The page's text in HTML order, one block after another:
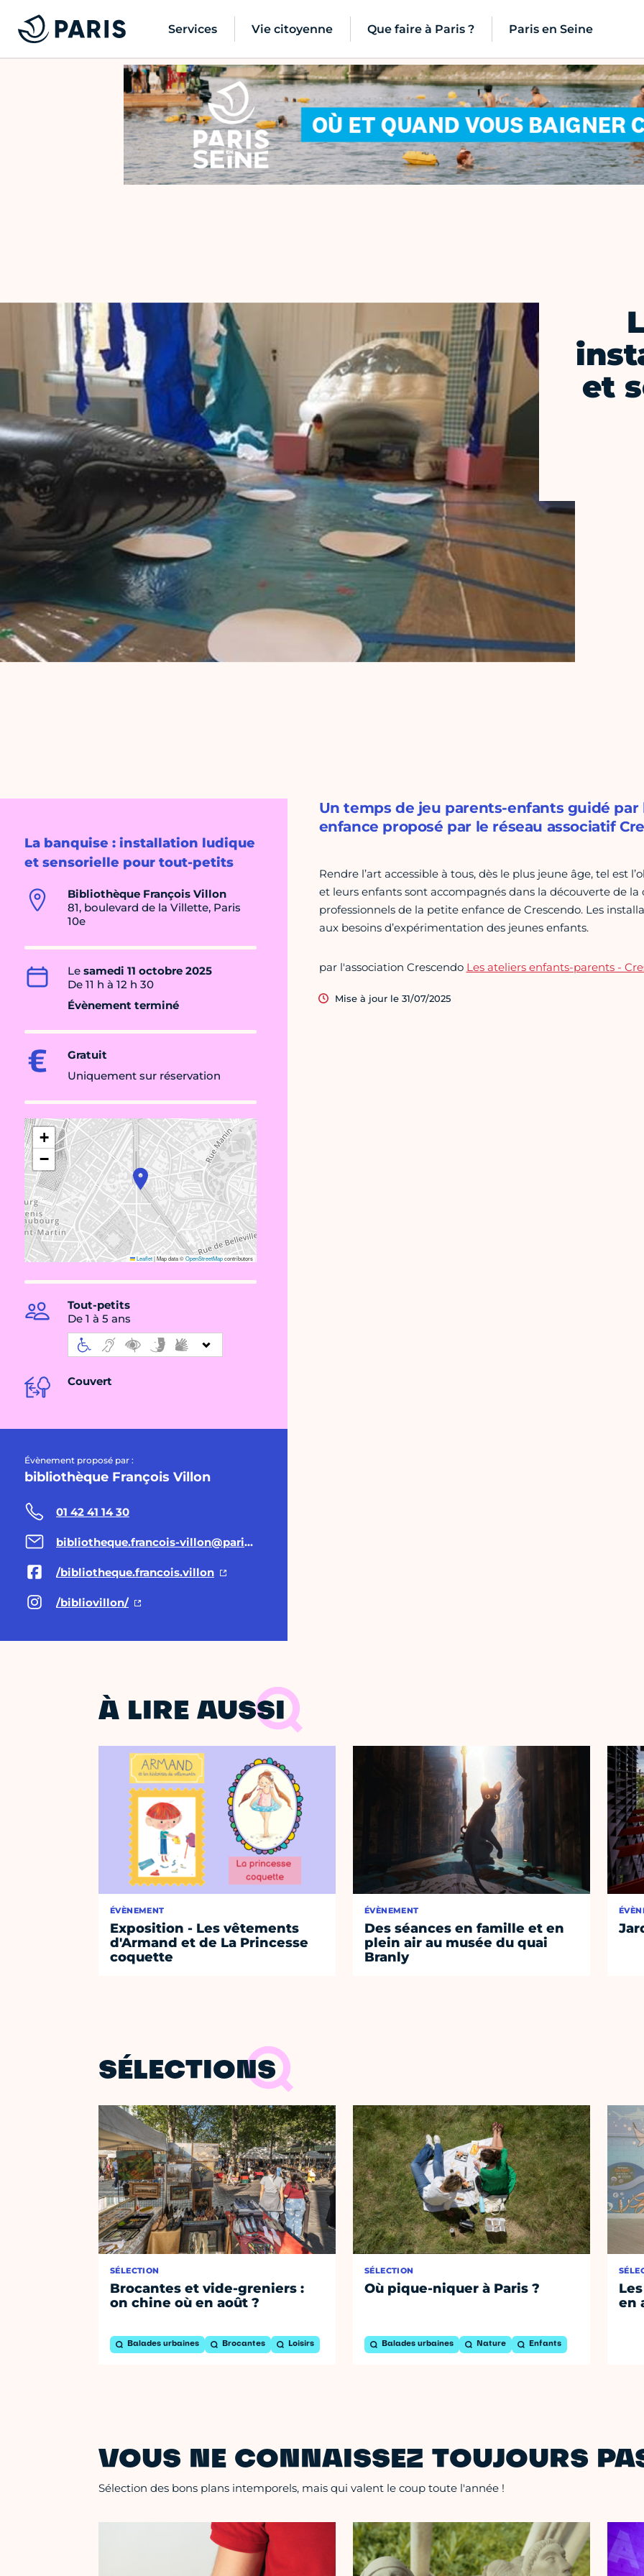
Services Vie citoyenne Que faire à Paris ? Paris en Seine
et
La banquise : installation ludique
et sensorielle pour tout-petits
Bibliothèque François Villon
81, boulevard de la Villette, Paris
10e
Le samedi 11 octobre 2025
De 11 h à 12 h 30
Évènement terminé
Gratuit
Uniquement sur réservation
+
−
Leaflet|Map data ©OpenStreetMapcontributors
Tout-petits
De 1 à 5 ans
Couvert
Évènement proposé par :
bibliothèque François Villon
01 42 41 14 30
bibliotheque.francois-villon@paris.fr
/bibliotheque.francois.villon
/bibliovillon/
Un temps de jeu parents-enfants guidé
enfance proposé par le réseau associatif
Rendre l’art accessible à tous, dès le plus jeune âge, tel est
et leurs enfants sont accompagnés dans la découverte de
professionnels de la petite enfance de Crescendo. Les
aux besoins d’expérimentation des jeunes enfants.
par l'association Crescendo Les ateliers enfants-parents -
Mise à jour le 31/07/2025
À LIRE AUSSI
ÉVÈNEMENT
Exposition - Les vêtements
d'Armand et de La Princesse
coquette
ÉVÈNEMENT
Des séances en famille et en
plein air au musée du quai
Branly
SÉLECTIONS
SÉLECTION
Brocantes et vide-greniers :
on chine où en août ?
Balades urbaines Brocantes Loisirs
SÉLECTION
Où pique-niquer à Paris ?
Balades urbaines Nature Enfants
en
VOUS NE CONNAISSEZ TOUJOURS
Sélection des bons plans intemporels, mais qui valent le coup toute l'année !